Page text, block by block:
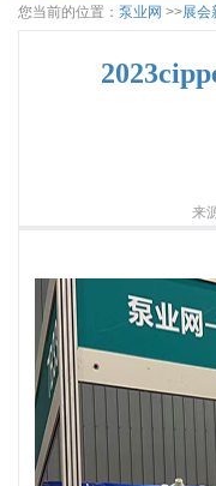
您当前的位置： 泵业网 >>展会
来